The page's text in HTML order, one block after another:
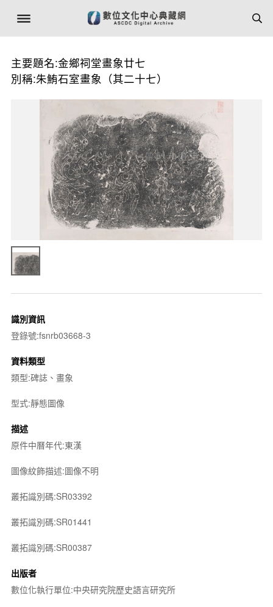
主要題名:金鄉祠堂畫象廿七
別稱:朱鮪石室畫象（其二十七）
識別資訊
登錄號:fsnrb03668-3
資料類型
類型:碑誌、畫象
型式:靜態圖像
描述
原件中曆年代:東漢
圖像紋飾描述:圖像不明
叢拓識別碼:SR03392
叢拓識別碼:SR01441
叢拓識別碼:SR00387
出版者
數位化執行單位:中央研究院歷史語言研究所